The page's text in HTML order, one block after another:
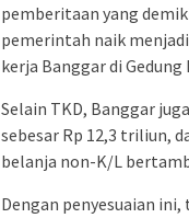
pemberitaan yang
pemerintah naik
kerja Banggar di
Selain TKD, Banggar
sebesar Rp 12,3 triliun,
belanja non-K/L
Dengan penyesuaian